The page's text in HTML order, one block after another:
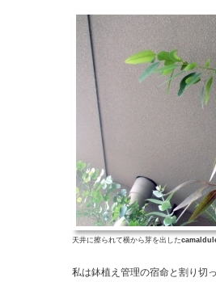
天井に擦られて横から芽を出した
私は鉢植え管理の宿命と割り切